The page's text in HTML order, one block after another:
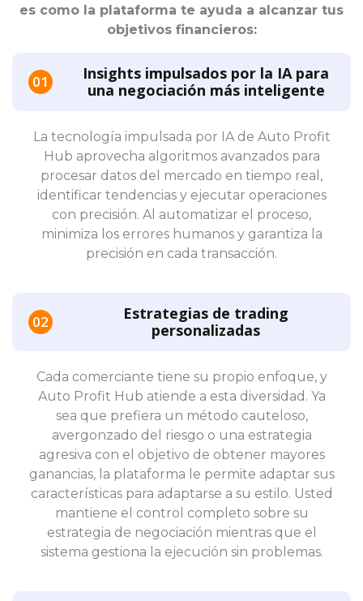
es como la plataforma te ayuda a alcanzar tus
objetivos financieros:
Insights impulsados por la IA para
una negociación más inteligente
La tecnología impulsada por IA de Auto Profit
Hub aprovecha algoritmos avanzados para
procesar datos del mercado en tiempo real,
identificar tendencias y ejecutar operaciones
con precisión. Al automatizar el proceso,
minimiza los errores humanos y garantiza la
precisión en cada transacción.
Estrategias de trading
personalizadas
Cada comerciante tiene su propio enfoque, y
Auto Profit Hub atiende a esta diversidad. Ya
sea que prefiera un método cauteloso,
avergonzado del riesgo o una estrategia
agresiva con el objetivo de obtener mayores
ganancias, la plataforma le permite adaptar sus
características para adaptarse a su estilo. Usted
mantiene el control completo sobre su
estrategia de negociación mientras que el
sistema gestiona la ejecución sin problemas.